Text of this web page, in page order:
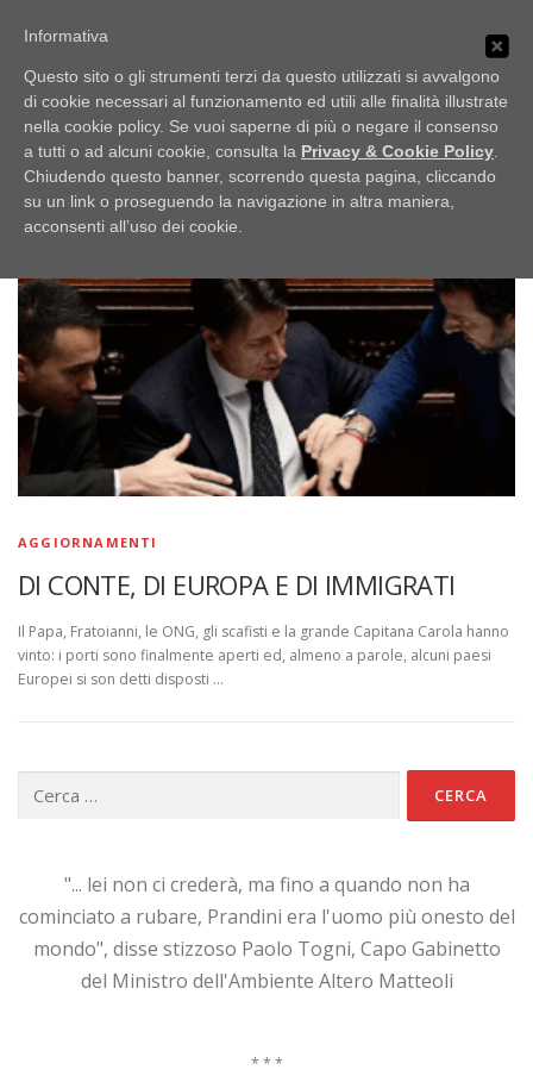
PUBBLICI IMBROGLIONI Menu
HOME LO SCAFFALE NOTIZIE
UFFICIO STAMPA
TAG:GIUSEPPE COMTE
AGGIORNAMENTI
DI CONTE, DI EUROPA E DI IMMIGRATI
Il Papa, Fratoianni, le ONG, gli scafisti e la grande Capitana Carola hanno
vinto: i porti sono finalmente aperti ed, almeno a parole, alcuni paesi
Europei si son detti disposti …
per:
"... lei non ci crederà, ma fino a quando non ha
cominciato a rubare, Prandini era l'uomo più onesto del
mondo", disse stizzoso Paolo Togni, Capo Gabinetto
del Ministro dell'Ambiente Altero Matteoli
* * *
Informativa
Questo sito o gli strumenti terzi da questo utilizzati si avvalgono
di cookie necessari al funzionamento ed utili alle finalità illustrate
nella cookie policy. Se vuoi saperne di più o negare il consenso
a tutti o ad alcuni cookie, consulta la Privacy & Cookie Policy
Chiudendo questo banner, scorrendo questa pagina, cliccando
su un link o proseguendo la navigazione in altra maniera,
acconsenti all’uso dei cookie.